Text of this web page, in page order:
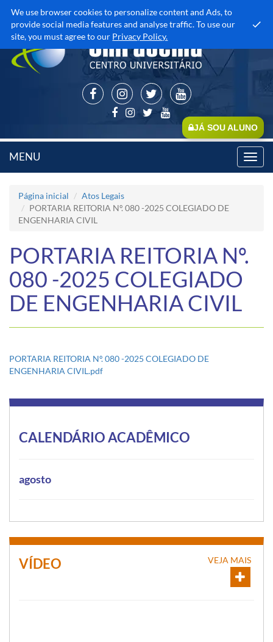
We use browser cookies to personalize content and Ads, to
provide social media features and analyse traffic. To use our
site, you must agree to our Privacy Policy.
JÁ SOU ALUNO
MENU
Página inicial
Atos Legais
PORTARIA REITORIA Nº. 080 -2025 COLEGIADO DE
ENGENHARIA CIVIL
PORTARIA REITORIA Nº.
080 -2025 COLEGIADO
DE ENGENHARIA CIVIL
PORTARIA REITORIA Nº. 080 -2025 COLEGIADO DE
ENGENHARIA CIVIL.pdf
CALENDÁRIO ACADÊMICO
agosto
VÍDEO VEJA MAIS